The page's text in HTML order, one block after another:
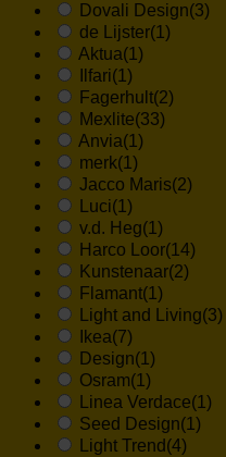
Dovali Design(3)
de Lijster(1)
Aktua(1)
Ilfari(1)
Fagerhult(2)
Mexlite(33)
Anvia(1)
merk(1)
Jacco Maris(2)
Luci(1)
v.d. Heg(1)
Harco Loor(14)
Kunstenaar(2)
Flamant(1)
Light and Living(3)
Ikea(7)
Design(1)
Osram(1)
Linea Verdace(1)
Seed Design(1)
Light Trend (4)